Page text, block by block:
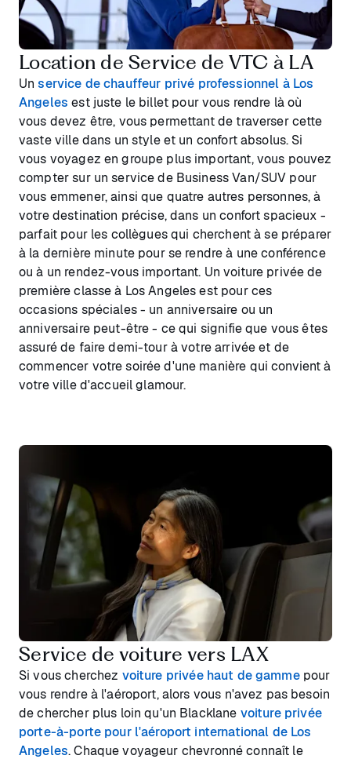
Location de Service de VTC à LA
Unservice de chauffeur privé professionnel à Los
Angeles est juste le billet pour vous rendre là où
vous devez être, vous permettant de traverser cette
vaste ville dans un style et un confort absolus. Si
vous voyagez en groupe plus important, vous pouvez
compter sur un service de Business Van/SUV pour
vous emmener, ainsi que quatre autres personnes, à
votre destination précise, dans un confort spacieux -
parfait pour les collègues qui cherchent à se préparer
à la dernière minute pour se rendre à une conférence
ou à un rendez-vous important. Un voiture privée de
première classe à Los Angeles est pour ces
occasions spéciales - un anniversaire ou un
anniversaire peut-être - ce qui signifie que vous êtes
assuré de faire demi-tour à votre arrivée et de
commencer votre soirée d'une manière qui convient à
votre ville d'accueil glamour.
Service de voiture vers LAX
Si vous cherchez voiture privée haut de gammepour
vous rendre à l'aéroport, alors vous n'avez pas besoin
de chercher plus loin qu'un Blacklane voiture privée
porte-à-porte pour l'aéroport international de Los
Angeles. Chaque voyageur chevronné connaît le